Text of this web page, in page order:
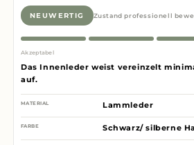
NEUWERTIG Zustand professionell
Akzeptabel
Das Innenleder weist vereinzelt
auf.
MATERIAL Lammleder
FARBE Schwarz/ silberne